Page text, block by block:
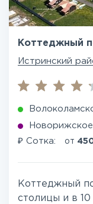
Коттеджный
Истринский
₽ Сотка: от
Коттеджный
столицы и в